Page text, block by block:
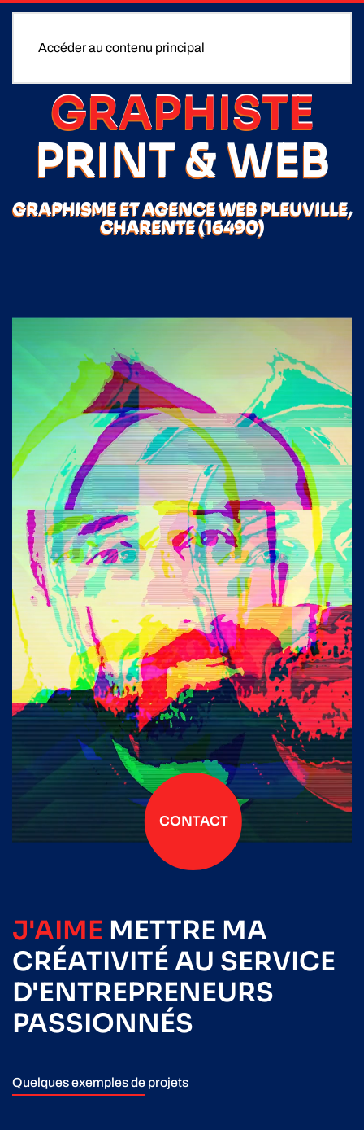
Accéder au contenu principal
GRAPHISTE
PRINT & WEB
GRAPHISME ET AGENCE WEB PLEUVILLE,
CHARENTE (16490)
CONTACT
J'AIME METTRE MA
CRÉATIVITÉ AU SERVICE
D'ENTREPRENEURS
PASSIONNÉS
Quelques exemples de projets